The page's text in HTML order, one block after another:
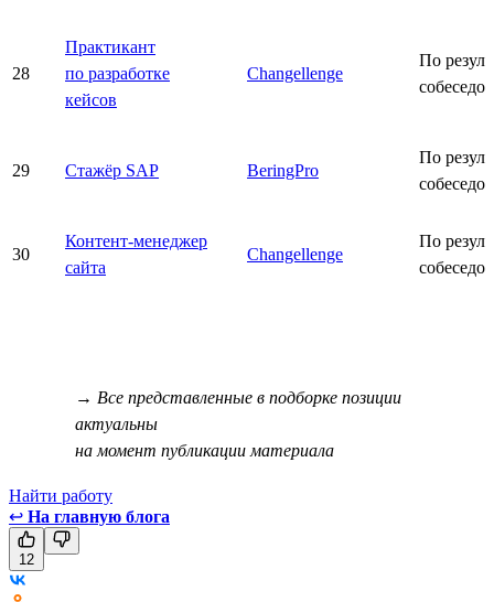
28
Практикант
по разработке
кейсов
Changellenge
По
29 Стажёр SAP BeringPro
По
30
Контент-менеджер
сайта
Changellenge
По
→ Все представленные в подборке позиции
актуальны
на момент публикации материала
Найти работу
↩ На главную блога
12